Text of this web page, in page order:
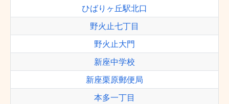
ひばりヶ丘駅北口
野火止七丁目
野火止大門
新座中学校
新座栗原郵便局
本多一丁目